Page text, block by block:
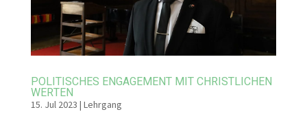
POLITISCHES ENGAGEMENT MIT CHRISTLICHEN
WERTEN
15. Jul 2023 | Lehrgang